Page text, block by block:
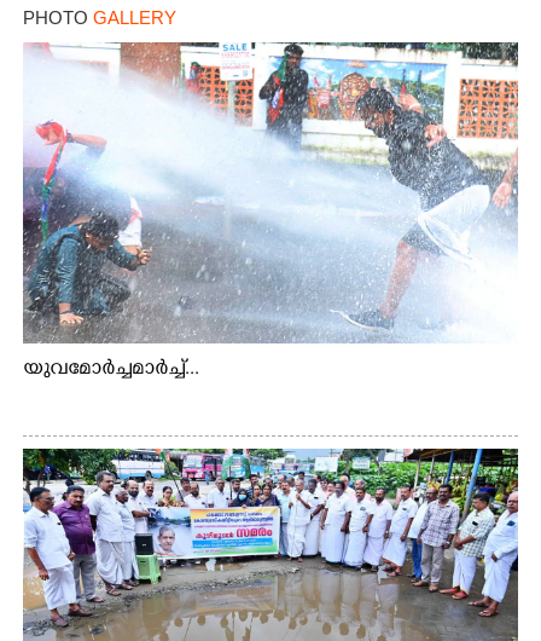
PHOTO GALLERY
യുവമോർച്ചമാർച്ച്...